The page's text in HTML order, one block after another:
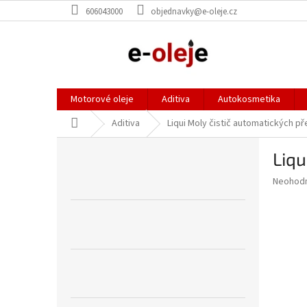
na
606043000 objednavky@e-oleje.cz
Motorové oleje Aditiva Autokosmetika
Domů Aditiva Liqui Moly čistič automatických